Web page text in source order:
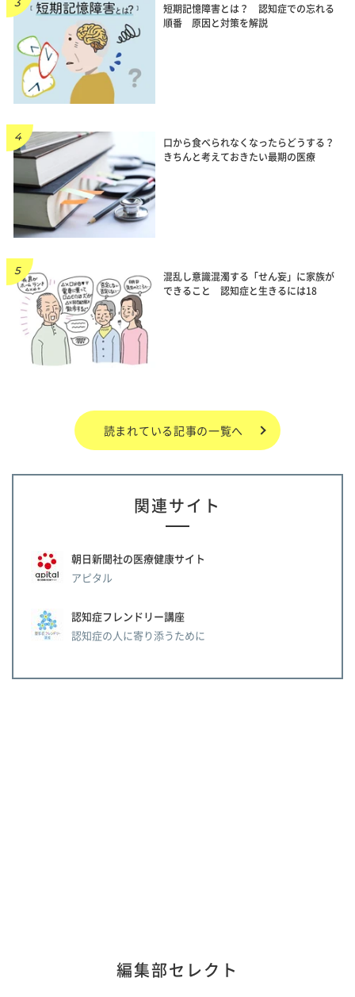
短期記憶障害とは？ 認知症での忘れる
順番 原因と対策を解説
口から食べられなくなったらどうする？
きちんと考えておきたい最期の医療
混乱し意識混濁する「せん妄」に家族が
できること 認知症と生きるには18
読まれている記事の一覧へ
関連サイト
朝日新聞社の医療健康サイト
アピタル
認知症フレンドリー講座
認知症の人に寄り添うために
編集部セレクト